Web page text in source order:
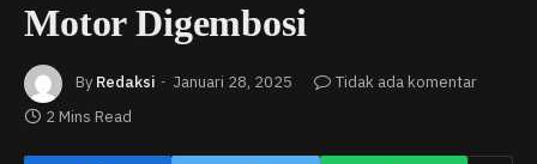
Motor Digembosi
By Redaksi Januari 28, 2025
Tidak ada komentar
2 Mins Read